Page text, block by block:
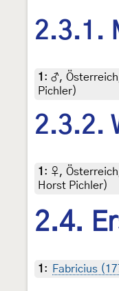
2.3.1.
1 : ♂,
Pichler)
2.3.2.
1 : ♀,
Horst Pichler)
2.4.
1 : Fabricius